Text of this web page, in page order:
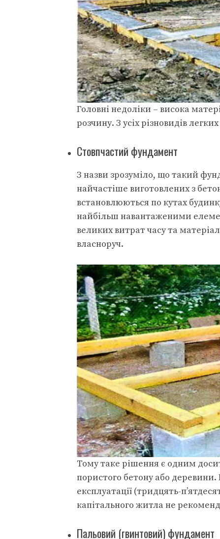
Головні недоліки – висока
розчину. З усіх різновидів
Стовпчастий фундамент
З назви зрозуміло, що такий
найчастіше виготовлених з
встановлюються по кутах
найбільш навантаженими
великих витрат часу та
власноруч.
Тому таке рішення є одним
пористого бетону або
експлуатації (тридцять-
капітального житла не
Пальовий (гвинтовий) фундамент